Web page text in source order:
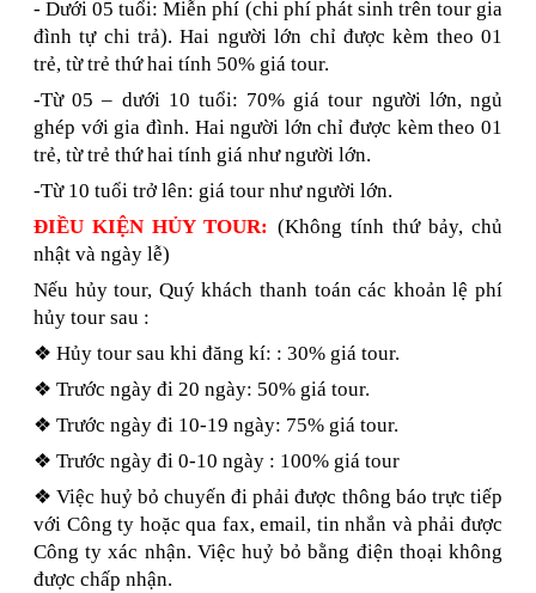
- Dưới 05 tuổi: Miễn phí (chi phí phát sinh trên tour gia
đình tự chi trả). Hai người lớn chỉ được kèm theo 01
trẻ, từ trẻ thứ hai tính 50% giá tour.
-Từ 05 – dưới 10 tuổi: 70% giá tour người lớn, ngủ
ghép với gia đình. Hai người lớn chỉ được kèm theo 01
trẻ, từ trẻ thứ hai tính giá như người lớn.
-Từ 10 tuổi trở lên: giá tour như người lớn.
ĐIỀU KIỆN HỦY TOUR: (Không tính thứ bảy, chủ
nhật và ngày lễ)​
Nếu hủy tour, Quý khách thanh toán các khoản lệ phí
hủy tour sau :
❖ Hủy tour sau khi đăng kí: : 30% giá tour.
❖ Trước ngày đi 20 ngày: 50% giá tour.
❖ Trước ngày đi 10-19 ngày: 75% giá tour.
❖ Trước ngày đi 0-10 ngày : 100% giá tour
❖ Việc huỷ bỏ chuyến đi phải được thông báo trực tiếp
với Công ty hoặc qua fax, email, tin nhắn và phải được
Công ty xác nhận. Việc huỷ bỏ bằng điện thoại không
được chấp nhận.